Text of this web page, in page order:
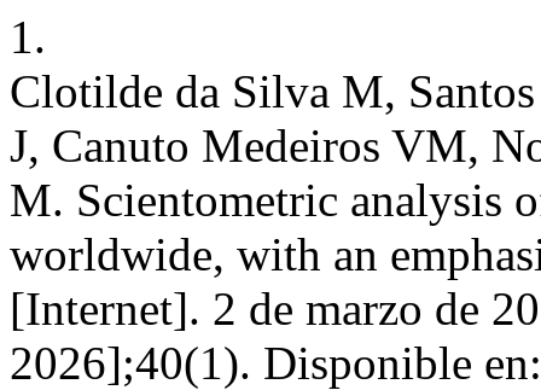
1.
Clotilde da Silva M,
J, Canuto Medeiros VM,
M. Scientometric analysis
worldwide, with an
[Internet]. 2 de marzo de
2026];40(1). Disponible en: